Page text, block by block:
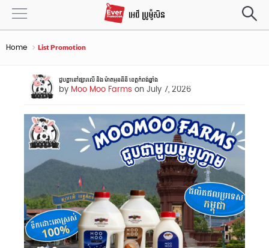
Home List Promotion
ជួបគ្នានៅផ្សារលេី និង​ ម៉ាតអូននីនី​ ខេត្តកំពង់ឆ្នាំង
by Moo Moo Farms on July 7, 2026